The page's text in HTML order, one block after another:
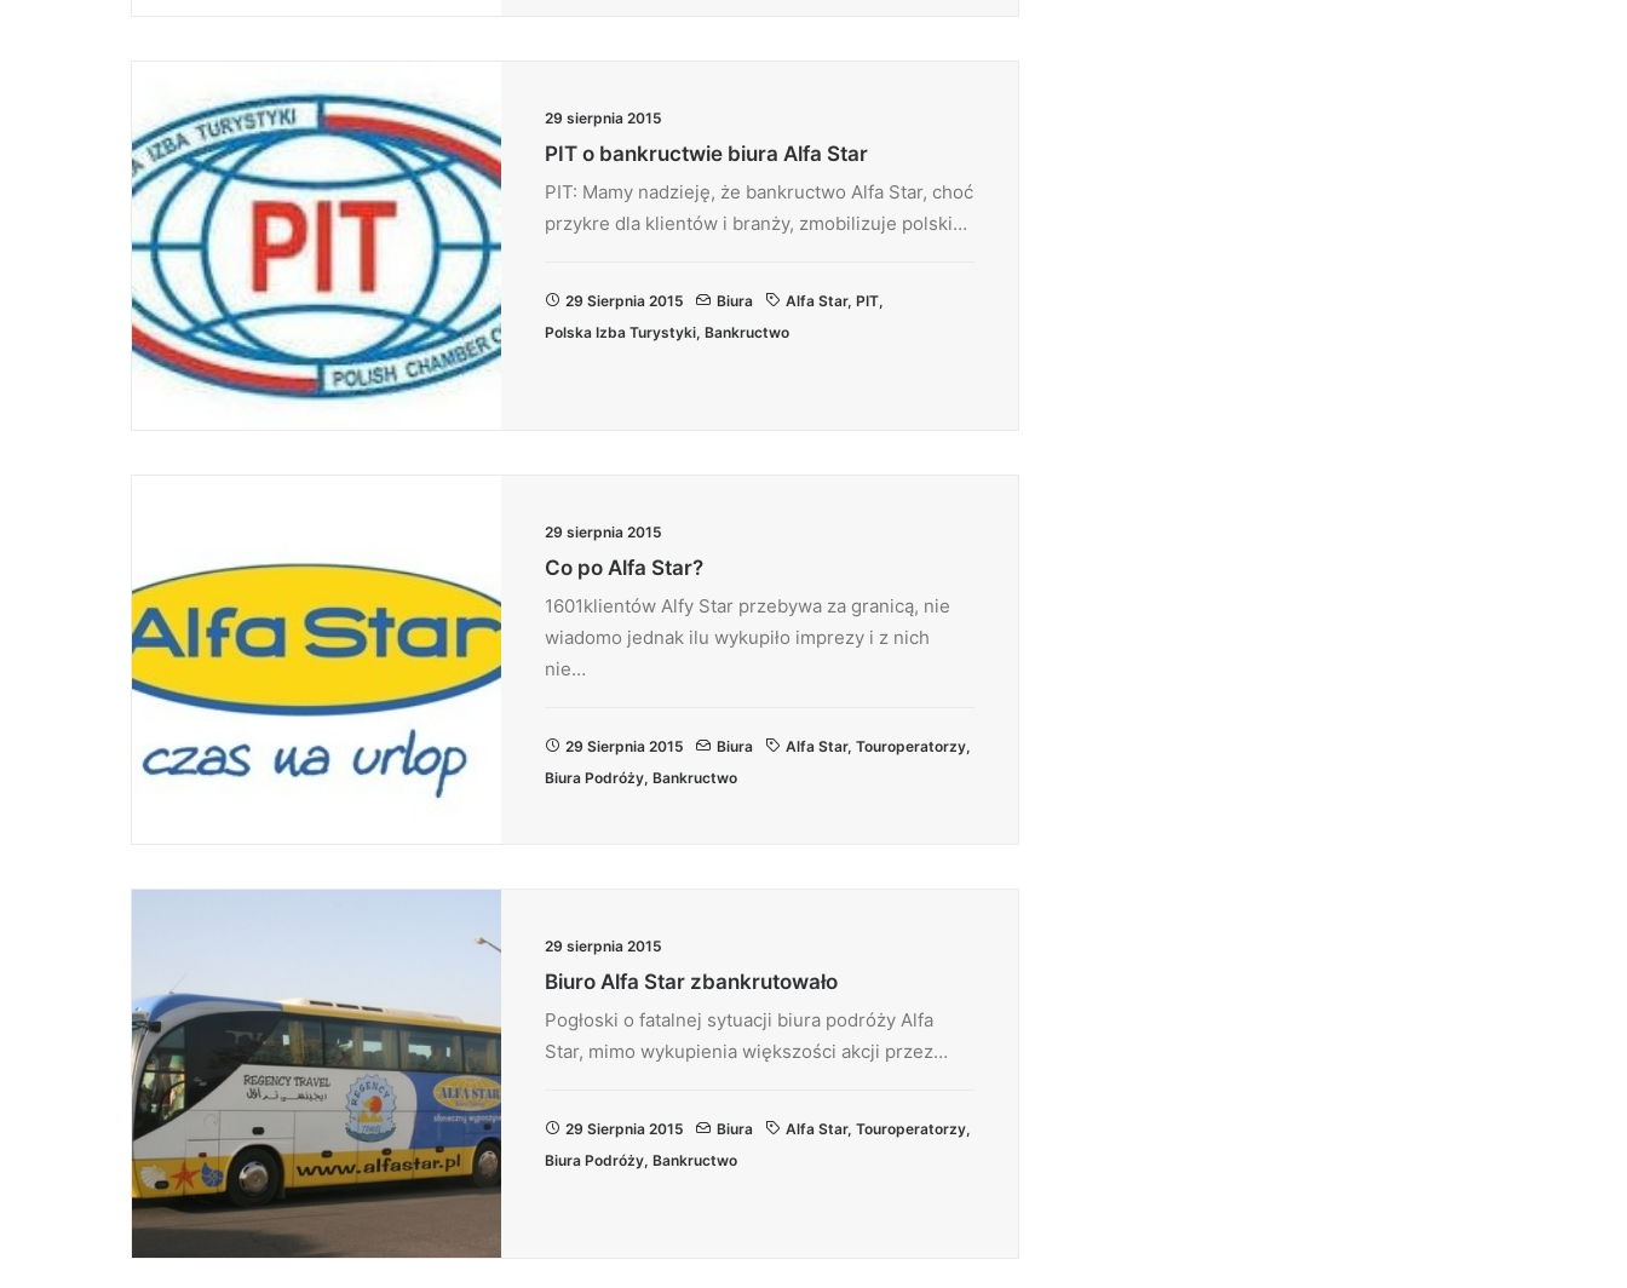
29 sierpnia 2015
PIT o bankructwie biura Alfa Star
PIT: Mamy nadzieję, że bankructwo Alfa Star, choć
przykre dla klientów i branży, zmobilizuje polski…
29 Sierpnia 2015 Biura Alfa Star, PIT,
Polska Izba Turystyki, Bankructwo
29 sierpnia 2015
Co po Alfa Star?
1601klientów Alfy Star przebywa za granicą, nie
wiadomo jednak ilu wykupiło imprezy i z nich
nie…
29 Sierpnia 2015 Biura Alfa Star, Touroperatorzy,
Biura Podróży, Bankructwo
29 sierpnia 2015
Biuro Alfa Star zbankrutowało
Pogłoski o fatalnej sytuacji biura podróży Alfa
Star, mimo wykupienia większości akcji przez…
29 Sierpnia 2015 Biura Alfa Star, Touroperatorzy,
Biura Podróży, Bankructwo